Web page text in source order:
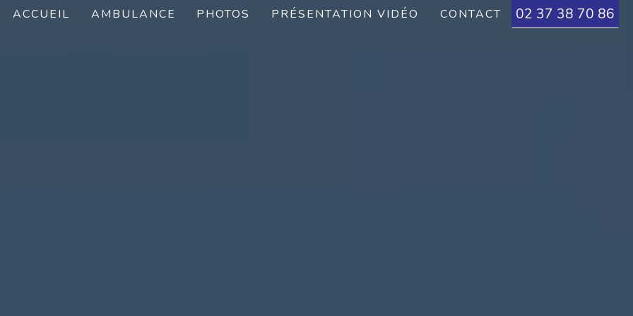
ACCUEIL AMBULANCE PHOTOS PRÉSENTATION VIDÉO CONTACT 02 37 38 70 86